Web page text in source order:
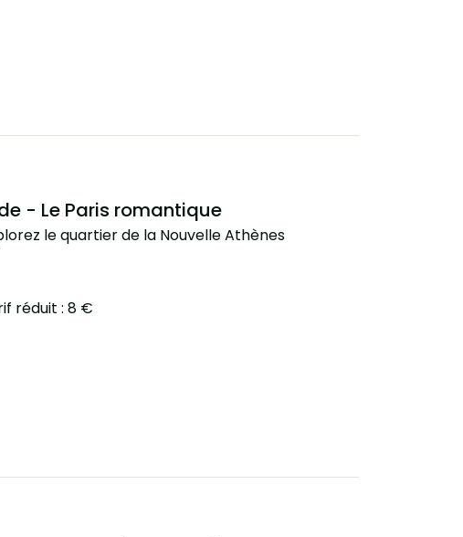
- Le Paris romantique
le quartier de la Nouvelle Athènes
réduit : 8 €